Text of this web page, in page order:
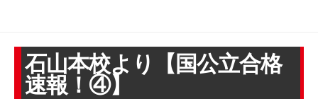
石山本校より【国公立合格
速報！④】